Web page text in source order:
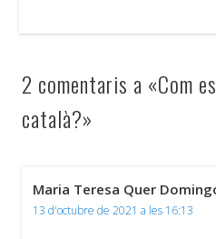
2 comentaris a «Com
català?»
Maria Teresa Quer
13 d'octubre de 2021 a les 16:13